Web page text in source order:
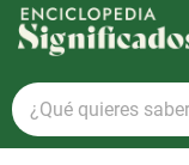
Enciclopedia Significados
¿Qué
quieres
saber